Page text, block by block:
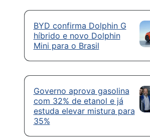
BYD confirma Dolphin G
híbrido e novo Dolphin
Mini para o Brasil
Governo aprova gasolina
com 32% de etanol e já
estuda elevar mistura para
35%